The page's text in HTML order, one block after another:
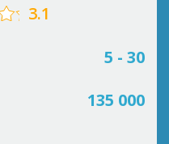
3.1
5 - 30
135 000